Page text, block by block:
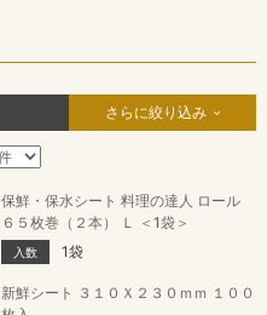
さらに絞り込み
保鮮・保水シート 料理の達人 ロール
６５枚巻（２本） Ｌ ＜1袋＞
入数 1袋
新鮮シート ３１０Ｘ２３０ｍｍ １００